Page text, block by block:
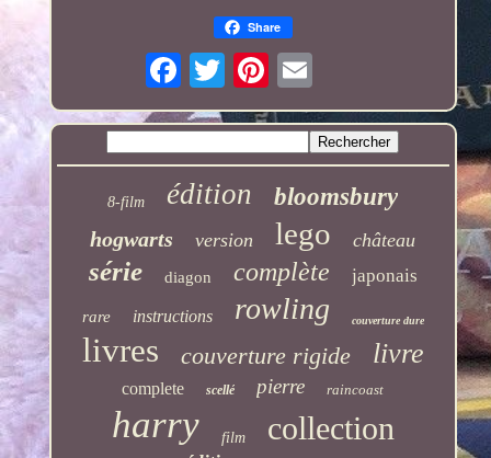
Share
8-film édition bloomsbury
hogwarts version lego château
série diagon complète japonais
rare instructions rowling couverture dure
livres couverture rigide livre
complete scellé pierre raincoast
harry film collection